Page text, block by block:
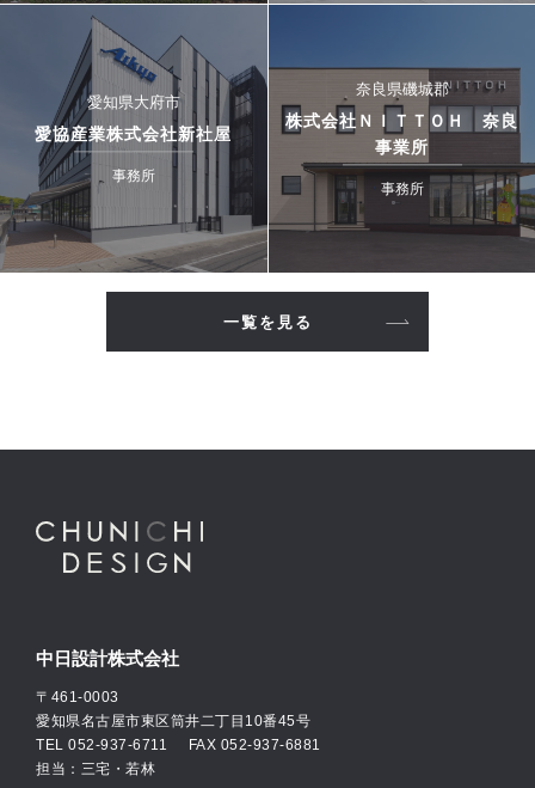
愛知県大府市
愛協産業株式会社新社屋
事務所
奈良県磯城郡
株式会社ＮＩＴＴＯＨ 奈良
事業所
事務所
一覧を見る
中日設計株式会社
〒461-0003
愛知県名古屋市東区筒井二丁目10番45号
TEL 052-937-6711 FAX 052-937-6881
担当：三宅・若林